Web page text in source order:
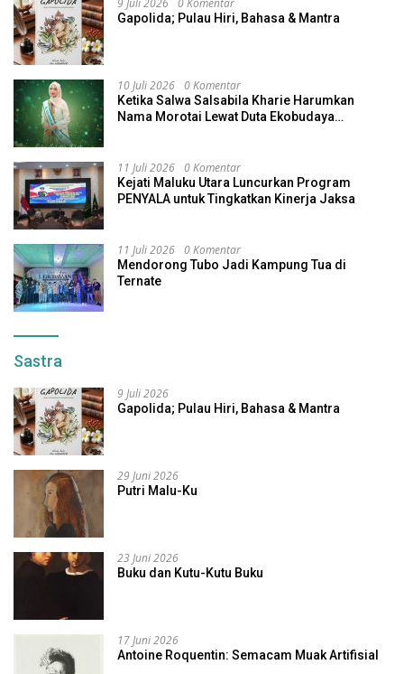
Gapolida; Pulau Hiri, Bahasa & Mantra
10 Juli 2026 0 Komentar
Ketika Salwa Salsabila Kharie Harumkan
Nama Morotai Lewat Duta Ekobudaya
11 Juli 2026 0 Komentar
Kejati Maluku Utara Luncurkan Program
PENYALA untuk Tingkatkan Kinerja Jaksa
11 Juli 2026 0 Komentar
Mendorong Tubo Jadi Kampung Tua di
Ternate
Sastra
9 Juli 2026
Gapolida; Pulau Hiri, Bahasa & Mantra
29 Juni 2026
Putri Malu-Ku
23 Juni 2026
Buku dan Kutu-Kutu Buku
17 Juni 2026
Antoine Roquentin: Semacam Muak Artifisial